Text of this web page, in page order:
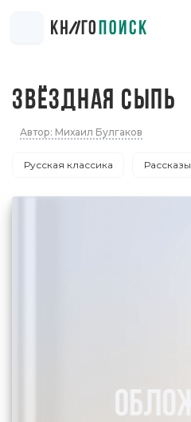
ЗВЁЗДНАЯ СЫПЬ
Автор: Михаил Булгаков
Русская классика Рассказы